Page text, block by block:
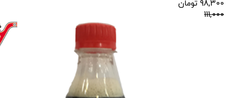
98,300 تومان
111,000